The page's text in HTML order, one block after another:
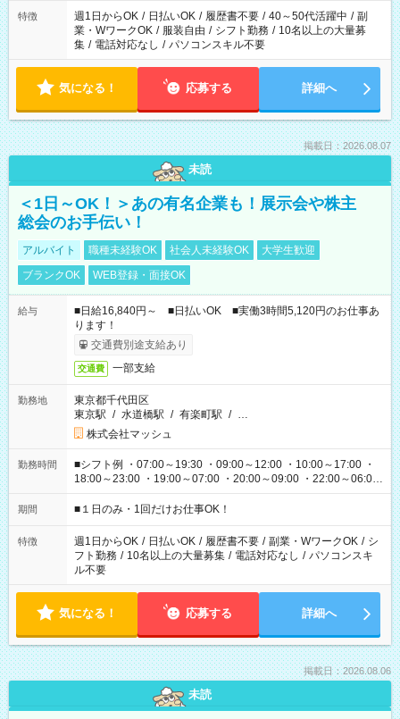
特徴 週1日からOK / 日払いOK / 履歴書不要 / 40～50代活躍中 / 副
業・WワークOK / 服装自由 / シフト勤務 / 10名以上の大量募
集 / 電話対応なし / パソコンスキル不要
気になる！ 応募する 詳細へ
掲載日：2026.08.07
未読
＜1日～OK！＞あの有名企業も！展示会や株主
総会のお手伝い！
アルバイト 職種未経験OK 社会人未経験OK
大学生歓迎
ブランクOK
WEB登録・面接OK
給与
■日給16,840円～ ■日払いOK ■実働3時間5,120円のお仕事あ
ります！
交通費別途支給あり
交通費 一部支給
勤務地
東京都千代田区
東京駅 / 水道橋駅 / 有楽町駅 / …
株式会社マッシュ
勤務時間
■シフト例 ・07:00～19:30 ・09:00～12:00 ・10:00～17:00 ・
18:00～23:00 ・19:00～07:00 ・20:00～09:00 ・22:00～06:00
etc ★最短で3時間で5,120円のお仕事から 15時間で2万円近く稼
げるお仕事も！ ご希望のお時間に合わせてご紹介！ ※シフトは
ください！
期間 ■１日のみ・1回だけお仕事OK！
特徴 週1日からOK / 日払いOK / 履歴書不要 / 副業・WワークOK / シ
フト勤務 / 10名以上の大量募集 / 電話対応なし / パソコンスキ
ル不要
気になる！ 応募する 詳細へ
掲載日：2026.08.06
未読